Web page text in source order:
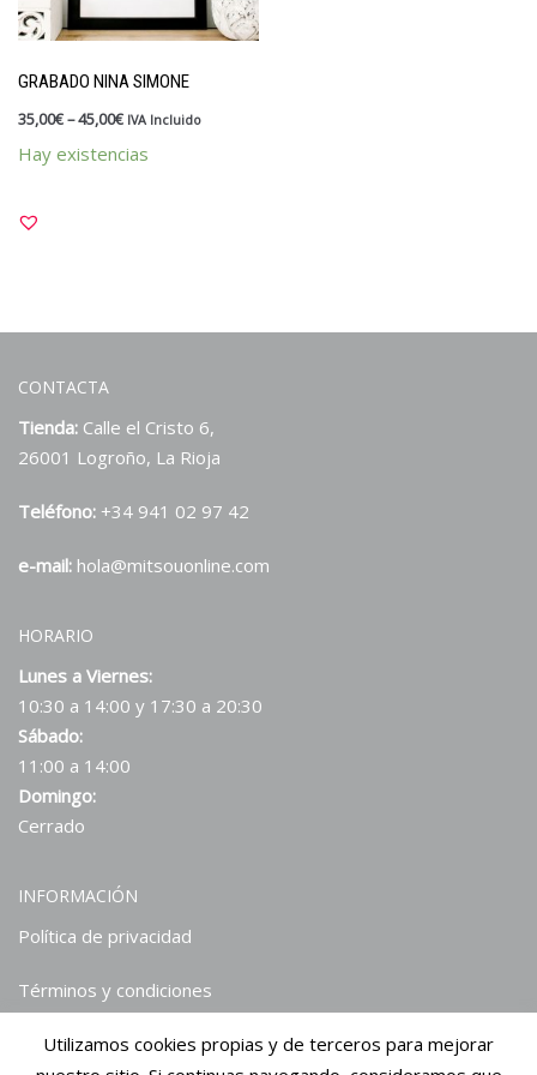
Kits y packs
OUTLET
GRABADO NINA SIMONE
35,00€–45,00€ IVA Incluido
Hay existencias
CONTACTA
Tienda: Calle el Cristo 6,
26001 Logroño, La Rioja
Teléfono: +34 941 02 97 42
e-mail: hola@mitsouonline.com
HORARIO
Lunes a Viernes:
10:30 a 14:00 y 17:30 a 20:30
Sábado:
11:00 a 14:00
Domingo:
Cerrado
INFORMACIÓN
Política de privacidad
Términos y condiciones
Hablan de nosotros
Utilizamos cookies propias y de terceros para mejorar